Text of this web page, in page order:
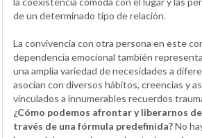
de un determinado tipo de relación.
La convivencia con otra persona en este
dependencia emocional también
una amplia variedad de necesidades a
asocian con diversos hábitos, creencias y
vinculados a innumerables recuerdos
¿Cómo podemos afrontar y liberarnos
través de una fórmula predefinida?No